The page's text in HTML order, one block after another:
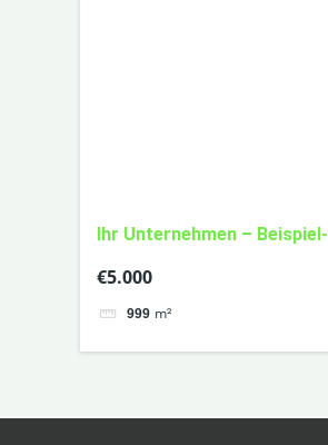
Ihr Unternehmen – Beispiel-
€5.000
999 m²